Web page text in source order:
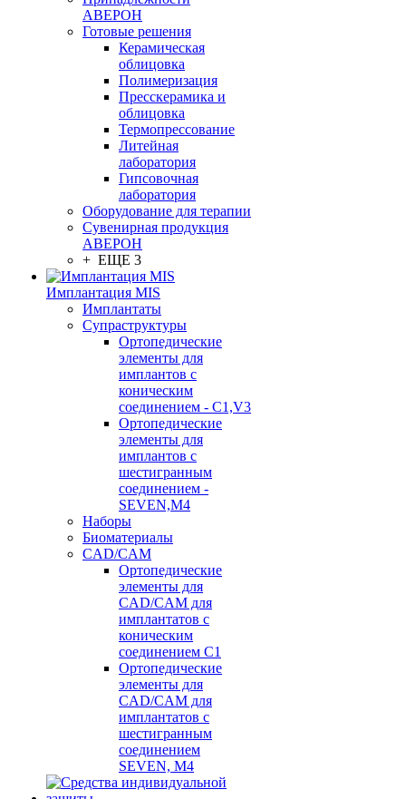
АВЕРОН
Готовые решения
Керамическая
облицовка
Полимеризация
Пресскерамика и
облицовка
Термопрессование
Литейная
лаборатория
Гипсовочная
лаборатория
Оборудование для терапии
Сувенирная продукция
АВЕРОН
+ ЕЩЕ 3
Имплантация MIS
Имплантаты
Супраструктуры
Ортопедические
элементы для
имплантов с
коническим
соединением - C1,V3
Ортопедические
элементы для
имплантов с
шестигранным
соединением -
SEVEN,M4
Наборы
Биоматериалы
CAD/CAM
Ортопедические
элементы для
CAD/CAM для
имплантатов с
коническим
соединением С1
Ортопедические
элементы для
CAD/CAM для
имплантатов с
шестигранным
соединением
SEVEN, М4